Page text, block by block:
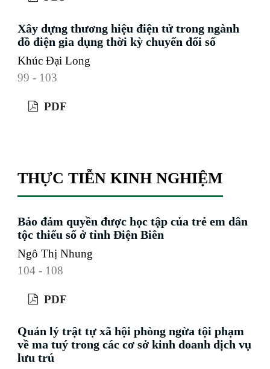
Xây dựng thương hiệu điện tử trong ngành
đồ điện gia dụng thời kỳ chuyển đổi số
Khúc Đại Long
99 - 103
PDF
THỰC TIỄN KINH NGHIỆM
Bảo đảm quyền được học tập của trẻ em dân
tộc thiểu số ở tỉnh Điện Biên
Ngô Thị Nhung
104 - 108
PDF
Quản lý trật tự xã hội phòng ngừa tội phạm
về ma tuý trong các cơ sở kinh doanh dịch vụ
lưu trú